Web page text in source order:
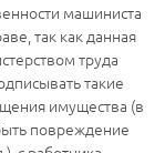
машиниста
так как данная
труда
такие
имущества (в
повреждение